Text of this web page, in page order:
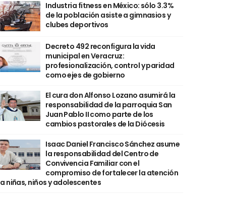
Industria fitness en México: sólo 3.3%
de la población asiste a gimnasios y
clubes deportivos
Decreto 492 reconfigura la vida
municipal en Veracruz:
profesionalización, control y paridad
como ejes de gobierno
El cura don Alfonso Lozano asumirá la
responsabilidad de la parroquia San
Juan Pablo II como parte de los
cambios pastorales de la Diócesis
Isaac Daniel Francisco Sánchez asume
la responsabilidad del Centro de
Convivencia Familiar con el
compromiso de fortalecer la atención
a niñas, niños y adolescentes